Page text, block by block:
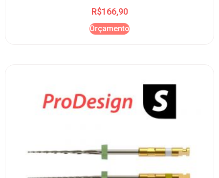
R$166,90
Orçamento